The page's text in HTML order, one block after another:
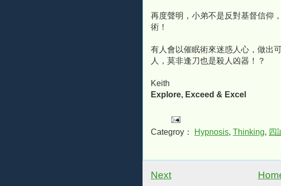
再度聲明，小弟不是反對基督信仰
術！
有人會以催眠術來迷惑人心，做出
人，莫非逢刀也是殺人凶器！？
Keith
Explore, Exceed & Excel
Categroy： Hypnosis, Thinking, 四
Next